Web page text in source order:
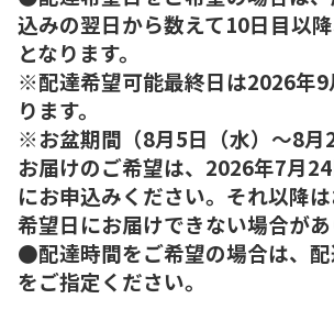
込みの翌日から数えて10日目以
となります。
※配達希望可能最終日は2026年
ります。
※お盆期間（8月5日（水）～8月
お届けのご希望は、2026年7月
にお申込みください。それ以降
希望日にお届けできない場合があ
●配達時間をご希望の場合は、
をご指定ください。